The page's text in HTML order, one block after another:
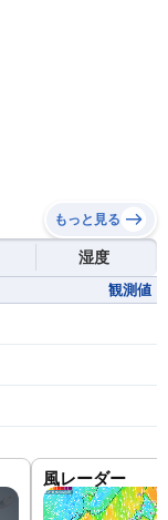
もっと見る
湿度
観測値
風レーダー